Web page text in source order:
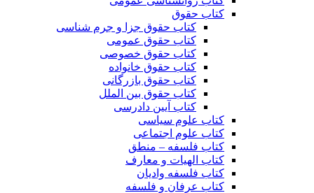
کتاب حقوق
کتاب حقوق جزا و جرم شناسی
کتاب حقوق عمومی
کتاب حقوق خصوصی
کتاب حقوق خانواده
کتاب حقوق بازرگانی
کتاب حقوق بین الملل
کتاب آیین دادرسی
کتاب علوم سیاسی
کتاب علوم اجتماعی
کتاب فلسفه – منطق
کتاب الهیات و معارف
کتاب فلسفه وادیان
کتاب عرفان و فلسفه